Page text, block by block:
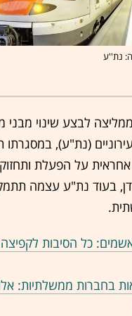
נת''ע
לבצע שינוי
(נת"ע),
אחראית על הפעלת
בעוד נת"ע עצמה
כל הסיבות
בחברות ממשלתיות: אלו